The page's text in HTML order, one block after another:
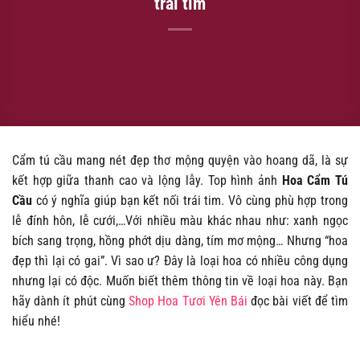
Cẩm tú cầu mang nét đẹp thơ mộng quyện vào hoang dã, là sự
kết hợp giữa thanh cao và lộng lẫy. Top hình ảnh Hoa Cẩm Tú
Cầu có ý nghĩa giúp bạn kết nối trái tim. Vô cùng phù hợp trong
lễ đính hôn, lễ cưới,…Với nhiều màu khác nhau như: xanh ngọc
bích sang trọng, hồng phớt dịu dàng, tím mơ mộng… Nhưng “hoa
đẹp thì lại có gai”. Vì sao ư? Đây là loại hoa có nhiều công dụng
nhưng lại có độc. Muốn biết thêm thông tin về loại hoa này. Bạn
hãy dành ít phút cùngShop Hoa Tươi Yên Bái đọc bài viết để tìm
hiểu nhé!